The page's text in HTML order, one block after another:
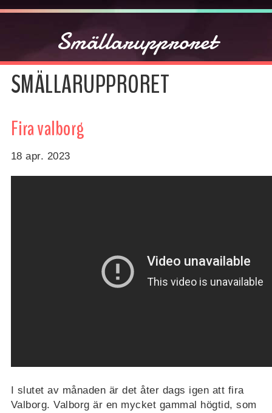
Smällarupproret
SMÄLLARUPPRORET
Fira valborg
18 apr. 2023
I slutet av månaden är det åter dags igen att fira
Valborg. Valborg är en mycket gammal högtid, som